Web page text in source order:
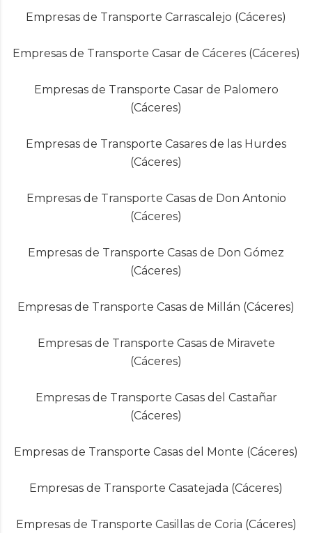
Empresas de Transporte Carrascalejo (Cáceres)
Empresas de Transporte Casar de Cáceres (Cáceres)
Empresas de Transporte Casar de Palomero
(Cáceres)
Empresas de Transporte Casares de las Hurdes
(Cáceres)
Empresas de Transporte Casas de Don Antonio
(Cáceres)
Empresas de Transporte Casas de Don Gómez
(Cáceres)
Empresas de Transporte Casas de Millán (Cáceres)
Empresas de Transporte Casas de Miravete
(Cáceres)
Empresas de Transporte Casas del Castañar
(Cáceres)
Empresas de Transporte Casas del Monte (Cáceres)
Empresas de Transporte Casatejada (Cáceres)
Empresas de Transporte Casillas de Coria (Cáceres)